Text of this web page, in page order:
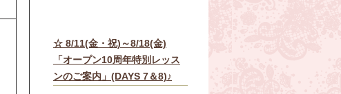
☆ 8/11(金・祝)～8/18(金)
「オープン10周年特別レッス
ンのご案内」(DAYS 7＆8)♪